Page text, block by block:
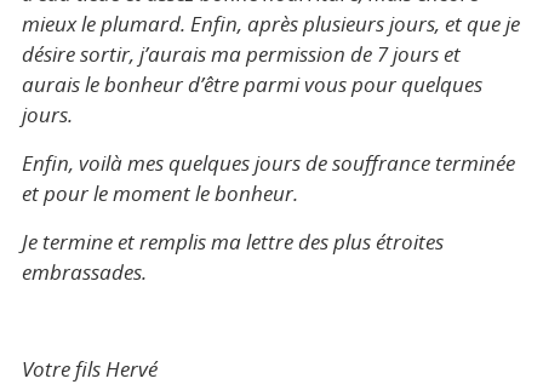
mieux le plumard. Enfin, après plusieurs jours, et que je
désire sortir, j’aurais ma permission de 7 jours et
aurais le bonheur d’être parmi vous pour quelques
jours.
Enfin, voilà mes quelques jours de souffrance terminée
et pour le moment le bonheur.
Je termine et remplis ma lettre des plus étroites
embrassades.
Votre fils Hervé